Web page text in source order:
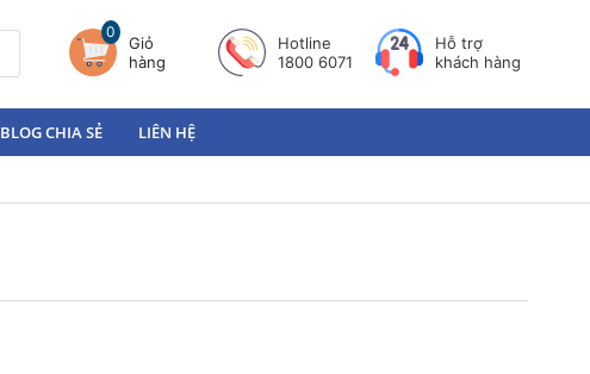
0
Giỏ
hàng
Hotline
1800 6071
Hỗ trợ
khách hàng
BLOG CHIA SẺ LIÊN HỆ